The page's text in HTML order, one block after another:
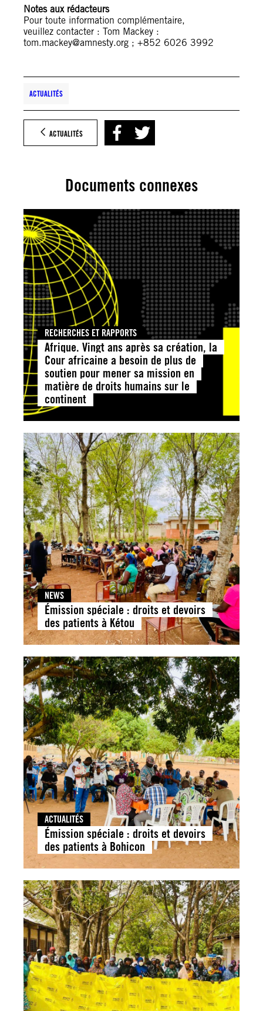
Notes aux rédacteurs
Pour toute information complémentaire,
veuillez contacter : Tom Mackey :
tom.mackey@amnesty.org ; +852 6026 3992
ACTUALITÉS
ACTUALITÉS
Documents connexes
RECHERCHES ET RAPPORTS
Afrique. Vingt ans après sa création, la
Cour africaine a besoin de plus de
soutien pour mener sa mission en
matière de droits humains sur le
continent
NEWS
Émission spéciale : droits et devoirs
des patients à Kétou
ACTUALITÉS
Émission spéciale : droits et devoirs
des patients à Bohicon